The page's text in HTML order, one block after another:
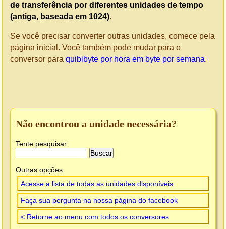
de transferência por diferentes unidades de tempo
(antiga, baseada em 1024).
Se você precisar converter outras unidades, comece pela
página inicial. Você também pode mudar para o
conversor para quibibyte por hora em byte por semana.
Não encontrou a unidade necessária?
Tente pesquisar:
Outras opções:
Acesse a lista de todas as unidades disponíveis
Faça sua pergunta na nossa página do facebook
< Retorne ao menu com todos os conversores